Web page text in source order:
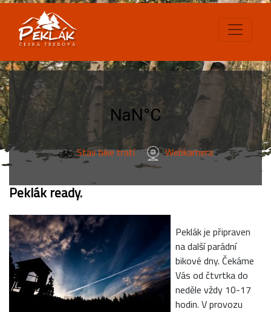
Stav bike tratí Webkamera
Peklák ready.
Peklák je připraven
na další parádní
bikové dny. Čekáme
Vás od čtvrtka do
neděle vždy 10-17
hodin. V provozu